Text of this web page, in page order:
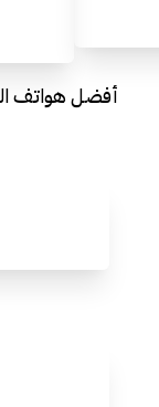
أفضل هواتف